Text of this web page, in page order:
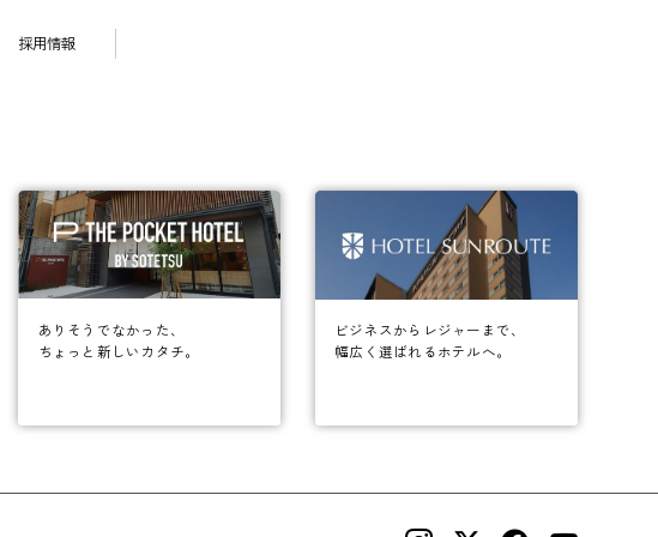
採用情報
ありそうでなかった、
ちょっと新しいカタチ。
ビジネスからレジャーまで、
幅広く選ばれるホテルへ。